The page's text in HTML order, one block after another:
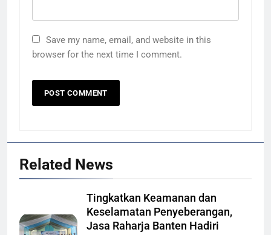
Save my name, email, and website in this
browser for the next time I comment.
Related News
Tingkatkan Keamanan dan
Keselamatan Penyeberangan,
Jasa Raharja Banten Hadiri